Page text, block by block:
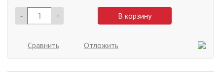
- + В корзину
Сравнить Отложить